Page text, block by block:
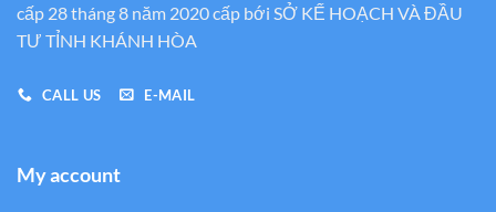
cấp 28 tháng 8 năm 2020 cấp bới SỞ KẾ HOẠCH VÀ ĐẦU
TƯ TỈNH KHÁNH HÒA
CALL US E-MAIL
My account